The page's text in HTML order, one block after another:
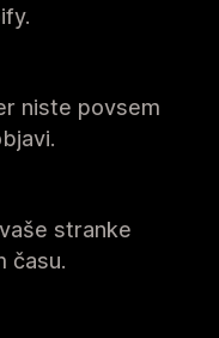
niste povsem
stranke
času.